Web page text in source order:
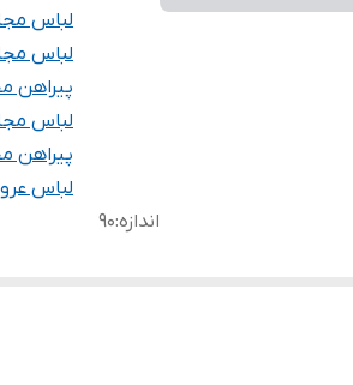
لباس
لباس
پیراهن
لباس
پیراهن
لباس
اندازه:۹۰